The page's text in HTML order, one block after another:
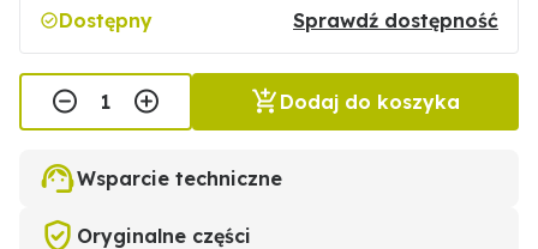
Dostępny Sprawdź dostępność
Dodaj do koszyka
Wsparcie techniczne
Oryginalne części